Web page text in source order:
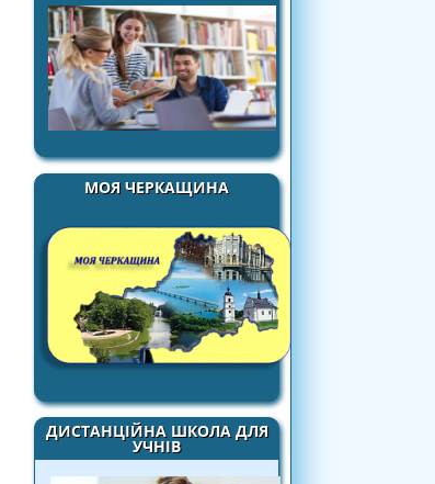
МОЯ ЧЕРКАЩИНА
ДИСТАНЦІЙНА ШКОЛА ДЛЯ
УЧНІВ